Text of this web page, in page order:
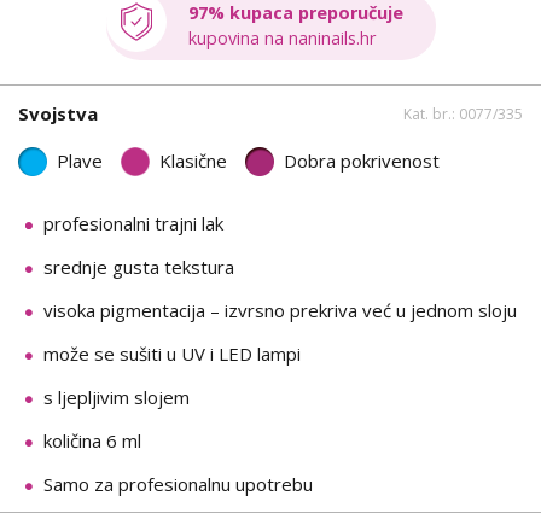
97% kupaca preporučuje
kupovina na naninails.hr
Svojstva Kat. br.: 0077/335
Plave Klasične Dobra pokrivenost
profesionalni trajni lak
srednje gusta tekstura
visoka pigmentacija – izvrsno prekriva već u jednom sloju
može se sušiti u UV i LED lampi
s ljepljivim slojem
količina 6 ml
Samo za profesionalnu upotrebu